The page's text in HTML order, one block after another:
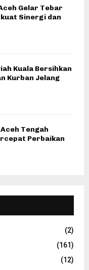
Gelar Tebar
Sinergi dan
Kuala Bersihkan
Kurban Jelang
Tengah
Perbaikan
(2)
(161)
(12)